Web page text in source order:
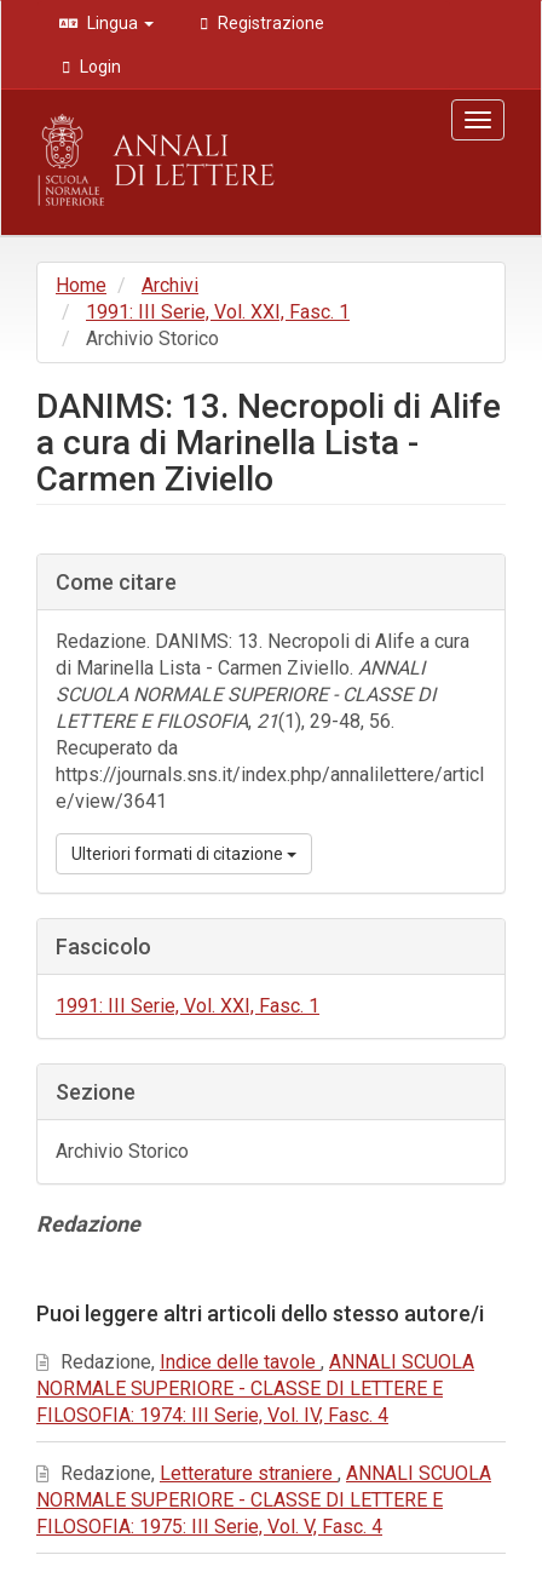
Navigazione
principale
Contenuto
principale
Barra
laterale
Lingua Registrazione
Login
Toggle
Home
Archivi
1991: III Serie, Vol. XXI, Fasc. 1
Archivio Storico
DANIMS: 13. Necropoli di Alife
a cura di Marinella Lista -
Carmen Ziviello
Barra
laterale
dell'articolo
Come citare
Redazione. DANIMS: 13. Necropoli di Alife a cura
di Marinella Lista - Carmen Ziviello. ANNALI
SCUOLA NORMALE SUPERIORE - CLASSE DI
LETTERE E FILOSOFIA, 21(1), 29-48, 56.
Recuperato da
https://journals.sns.it/index.php/annalilettere/articl
e/view/3641
Ulteriori formati di citazione
Fascicolo
1991: III Serie, Vol. XXI, Fasc. 1
Sezione
Archivio Storico
Contenuto
Redazione
dell'articolo
Puoi leggere altri articoli dello stesso autore/i
Redazione, Indice delle tavole , ANNALI SCUOLA
NORMALE SUPERIORE - CLASSE DI LETTERE E
FILOSOFIA: 1974: III Serie, Vol. IV, Fasc. 4
Redazione, Letterature straniere , ANNALI SCUOLA
NORMALE SUPERIORE - CLASSE DI LETTERE E
FILOSOFIA: 1975: III Serie, Vol. V, Fasc. 4